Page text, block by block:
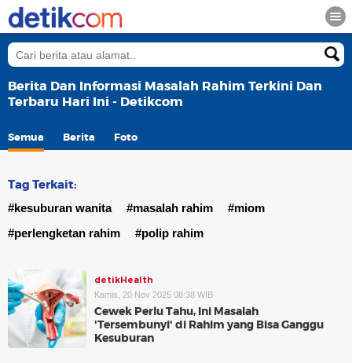
Berita Dan Informasi Masalah Rahim Terkini Dan
Terbaru Hari Ini - Detikcom
Semua Berita Foto
Tag Terkait:
#kesuburan wanita #masalah rahim
#miom
#perlengketan rahim
#polip rahim
detikHealth
Kamis, 20 Nov 2025 08:38 WIB
Cewek Perlu Tahu, Ini Masalah
'Tersembunyi' di Rahim yang Bisa Ganggu
Kesuburan